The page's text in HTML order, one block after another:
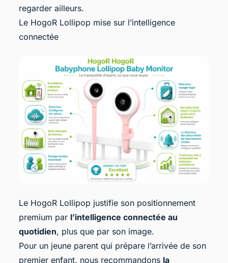
regarder ailleurs.
Le HogoR Lollipop mise sur l’intelligence
connectée
Le HogoR Lollipop justifie son positionnement
premium par l’intelligence connectée au
quotidien, plus que par son image.
Pour un jeune parent qui prépare l’arrivée de son
premier enfant, nous recommandons la